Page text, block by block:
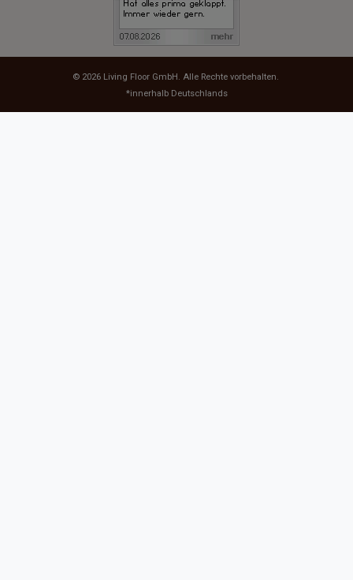
© 2026 Living Floor GmbH . Alle Rechte vorbehalten.
*innerhalb Deutschlands